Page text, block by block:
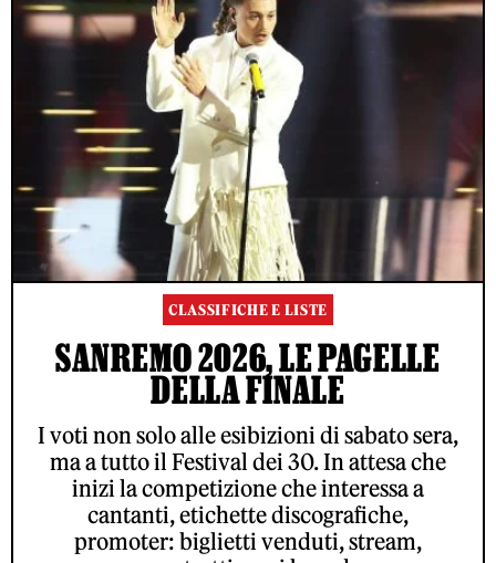
CLASSIFICHE E LISTE
SANREMO 2026, LE PAGELLE
DELLA FINALE
I voti non solo alle esibizioni di sabato sera,
ma a tutto il Festival dei 30. In attesa che
inizi la competizione che interessa a
cantanti, etichette discografiche,
promoter: biglietti venduti, stream,